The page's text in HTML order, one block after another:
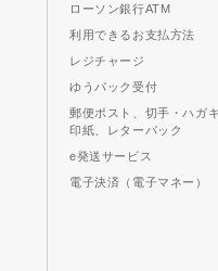
ローソン銀行ATM
利用できるお支払方法
レジチャージ
ゆうパック受付
郵便ポスト、切手・ハガ
印紙、レターパック
e発送サービス
電子決済（電子マネー）